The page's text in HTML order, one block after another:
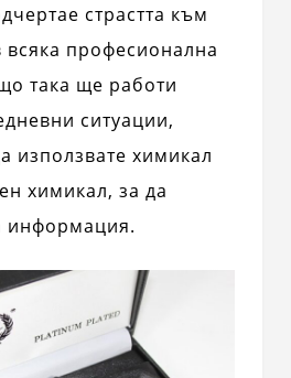
страстта към
всяка професионална
така ще работи
ситуации,
използвате химикал
химикал, за да
информация.